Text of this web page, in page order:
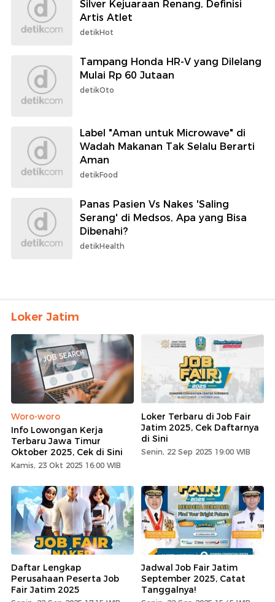
Silver Kejuaraan Renang, Definisi
Artis Atlet
detikHot
Tampang Honda HR-V yang Dilelang
Mulai Rp 60 Jutaan
detikOto
Label "Aman untuk Microwave" di
Wadah Makanan Tak Selalu Berarti
Aman
detikFood
Panas Pasien Vs Nakes 'Saling
Serang' di Medsos, Apa yang Bisa
Dibenahi?
detikHealth
Loker Jatim
Woro-woro
Info Lowongan Kerja
Terbaru Jawa Timur
Oktober 2025, Cek di Sini
Kamis, 23 Okt 2025 16:00 WIB
Loker Terbaru di Job Fair
Jatim 2025, Cek Daftarnya
di Sini
Senin, 22 Sep 2025 19:00 WIB
Daftar Lengkap
Perusahaan Peserta Job
Fair Jatim 2025
Jadwal Job Fair Jatim
September 2025, Catat
Tanggalnya!